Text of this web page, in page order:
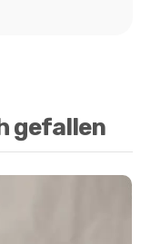
gefallen